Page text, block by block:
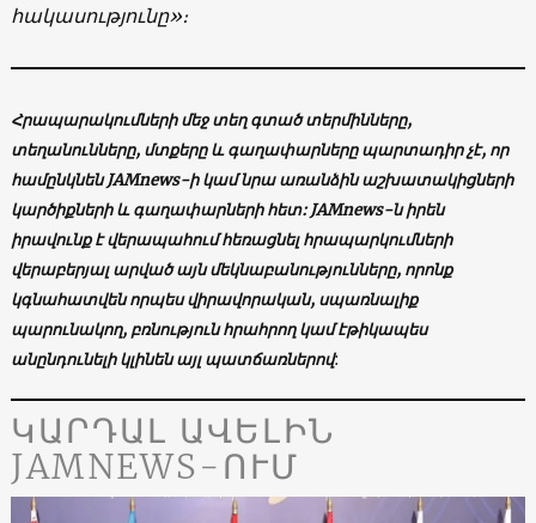
հակասությունը»։
Հրապարակումների մեջ տեղ գտած տերմինները,
տեղանունները, մտքերը և գաղափարները պարտադիր չէ, որ
համընկնեն JAMnews-ի կամ նրա առանձին աշխատակիցների
կարծիքների և գաղափարների հետ: JAMnews-ն իրեն
իրավունք է վերապահում հեռացնել հրապարկումների
վերաբերյալ արված այն մեկնաբանությունները, որոնք
կգնահատվեն որպես վիրավորական, սպառնալիք
պարունակող, բռնություն հրահրող կամ էթիկապես
անընդունելի կլինեն այլ պատճառներով:
ԿԱՐԴԱԼ ԱՎԵԼԻՆ
JAMNEWS-ՈՒՄ